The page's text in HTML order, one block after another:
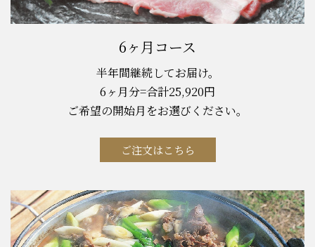
6ヶ月コース
半年間継続してお届け。
6ヶ月分=合計25,920円
ご希望の開始月をお選びください。
ご注文はこちら